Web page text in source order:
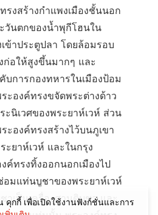
รงสร้างกำแพงเมืองชั้นนอก
วันตกของน้ำพุกีโฮนใน
ข้าประตูปลา โดยล้อมรอบ
ก่อให้สูงขึ้นมากๆ และ
บการกองทหารในเมืองป้อม
ะองค์ทรงขจัดพระต่างด้าว
ะนิเวศของพระยาห์เวห์ ส่วน
องค์ทรงสร้างไว้บนภูเขา
ะยาห์เวห์ และในกรุง
ค์ทรงทิ้งออกนอกเมืองไป
อมแท่นบูชาของพระยาห์เวห์
าเป็นเครื่องศานติบูชา และ
คุกกี้ เพื่อเปิดใช้งานฟังก์ชั่นและการ